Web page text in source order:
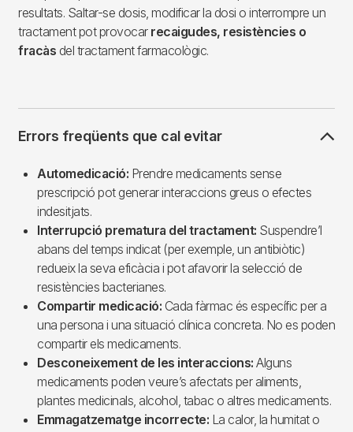
resultats. Saltar-se dosis, modificar la dosi o interrompre un
tractament pot provocar recaigudes, resistències o
fracàs del tractament farmacològic.
Errors freqüents que cal evitar
Automedicació: Prendre medicaments sense
prescripció pot generar interaccions greus o efectes
indesitjats.
Interrupció prematura del tractament: Suspendre’l
abans del temps indicat (per exemple, un antibiòtic)
redueix la seva eficàcia i pot afavorir la selecció de
resistències bacterianes.
Compartir medicació: Cada fàrmac és específic per a
una persona i una situació clínica concreta. No es poden
compartir els medicaments.
Desconeixement de les interaccions: Alguns
medicaments poden veure’s afectats per aliments,
plantes medicinals, alcohol, tabac o altres medicaments.
Emmagatzematge incorrecte: La calor, la humitat o